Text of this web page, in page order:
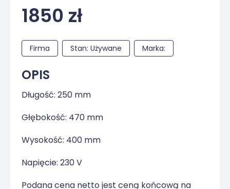
1850 zł
Firma Stan: Używane Marka:
OPIS
Długość: 250 mm
Głębokość: 470 mm
Wysokość: 400 mm
Napięcie: 230 V
Podana cena netto jest ceną końcową na